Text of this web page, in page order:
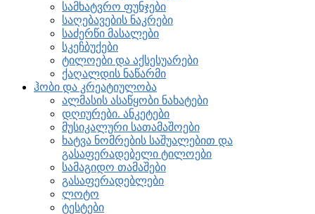
სამხატვრო ფუნჯები
საღებავების ნაკრები
საძერწი მასალები
სკეჩბუქები
ტილოები და აქსესუარები
ქაღალდის ნაწარმი
ჰობი და კრეატიულობა
ალმასის ასაწყობი ნახატები
დღიურები. ანკეტები
მუსიკალური სათამაშოები
ხატვა ნომრების საშუალებით და
გასაფერადებელი ტილოები
სამაგიდო თამაშები
გასაფერადებლები
ლოტო
ტესტები